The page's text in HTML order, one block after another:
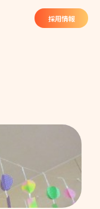
社会福祉
採用情報